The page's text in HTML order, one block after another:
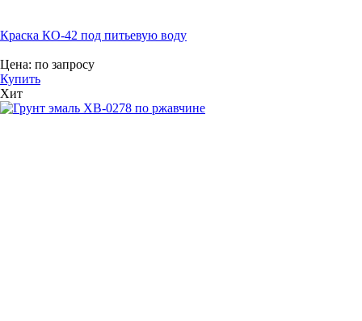
Краска КО-42 под питьевую воду
Цена: по запросу
Купить
Хит